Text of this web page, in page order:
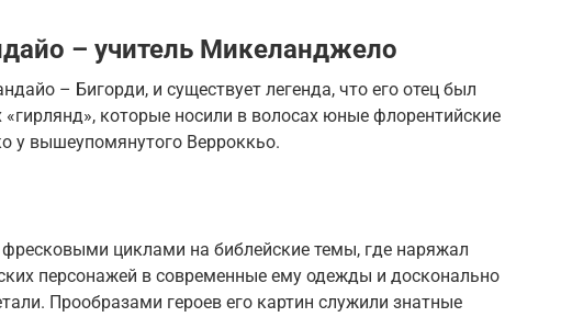
– учитель Микеланджело
– Бигорди, и существует легенда, что его отец был
которые носили в волосах юные флорентийские
у вышеупомянутого Верроккьо.
циклами на библейские темы, где наряжал
персонажей в современные ему одежды и досконально
Прообразами героев его картин служили знатные